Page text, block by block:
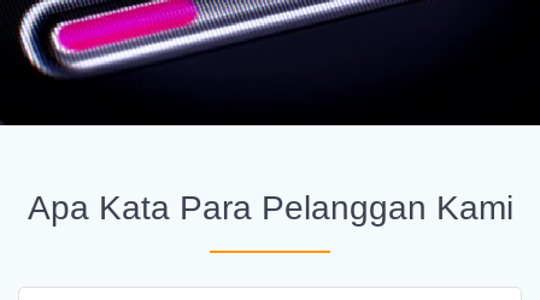
Apa Kata Para Pelanggan Kami